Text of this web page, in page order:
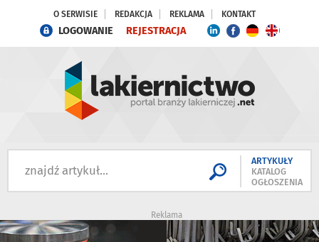
O SERWISIE REDAKCJA REKLAMA KONTAKT
LOGOWANIE REJESTRACJA
ARTYKUŁY
KATALOG
OGŁOSZENIA
Reklama